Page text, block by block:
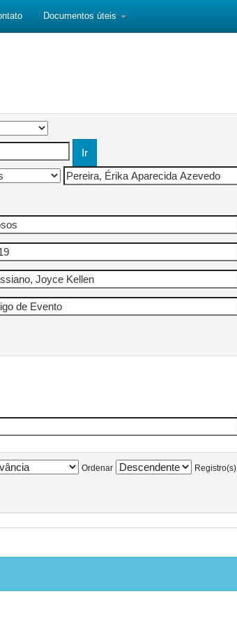
Documentos úteis
Ordenar Registro(s)